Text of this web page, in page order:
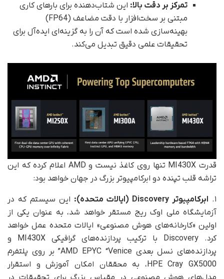
تمرکز بر دقت بالا: این شتاب‌دهنده برای بارهای کاری
مبتنی بر سخت‌افزار با دقت مضاعف (FP64)
بهینه‌سازی شده است که آن را به گزینه‌ای ایده‌آل برای
تحقیقات علمی دقیق تبدیل می‌کند.
قدرت MI430X تنها روی کاغذ نیست و AMD اعلام کرده که این
تراشه قلب تپنده دو ابرکامپیوتر بزرگ در جهان خواهد بود:
۱. ابرکامپیوتر Discovery (ایالات متحده):
این سیستم که در
آزمایشگاه ملی اوک ریج مستقر خواهد شد، به عنوان یکی از
اولین «کارخانه‌های هوش مصنوعی» ایالات متحده عمل خواهد
کرد. Discovery با ترکیب پردازنده‌های گرافیکی MI430X و
پردازنده‌های نسل بعدی AMD EPYC “Venice” بر روی پلتفرم
HPE Cray GX5000، به محققان امکان آموزش و استقرار